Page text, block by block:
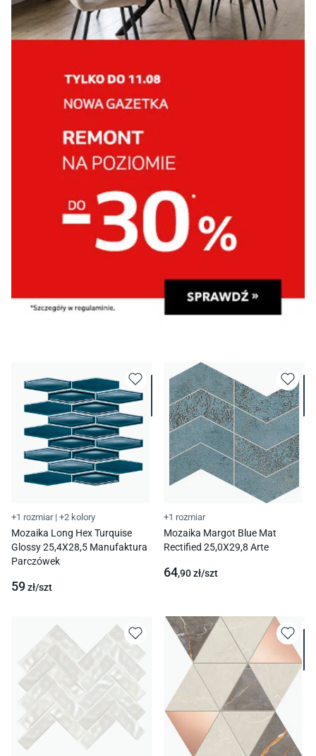
+1 rozmiar | +2 kolory
Mozaika Long Hex Turquise
Glossy 25,4X28,5 Manufaktura
Parczówek
59zł/szt
+1 rozmiar
Mozaika Margot Blue Mat
Rectified 25,0X29,8 Arte
64,90zł/szt